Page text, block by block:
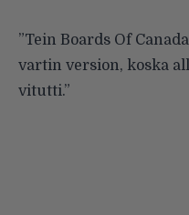
”Tein Boards Of
vartin version, koska
vitutti.” –